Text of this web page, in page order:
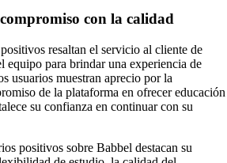
con la calidad
resaltan el servicio al cliente de
equipo para brindar una experiencia de
usuarios muestran aprecio por la
de la plataforma en ofrecer educación
su confianza en continuar con su
positivos sobre Babbel destacan su